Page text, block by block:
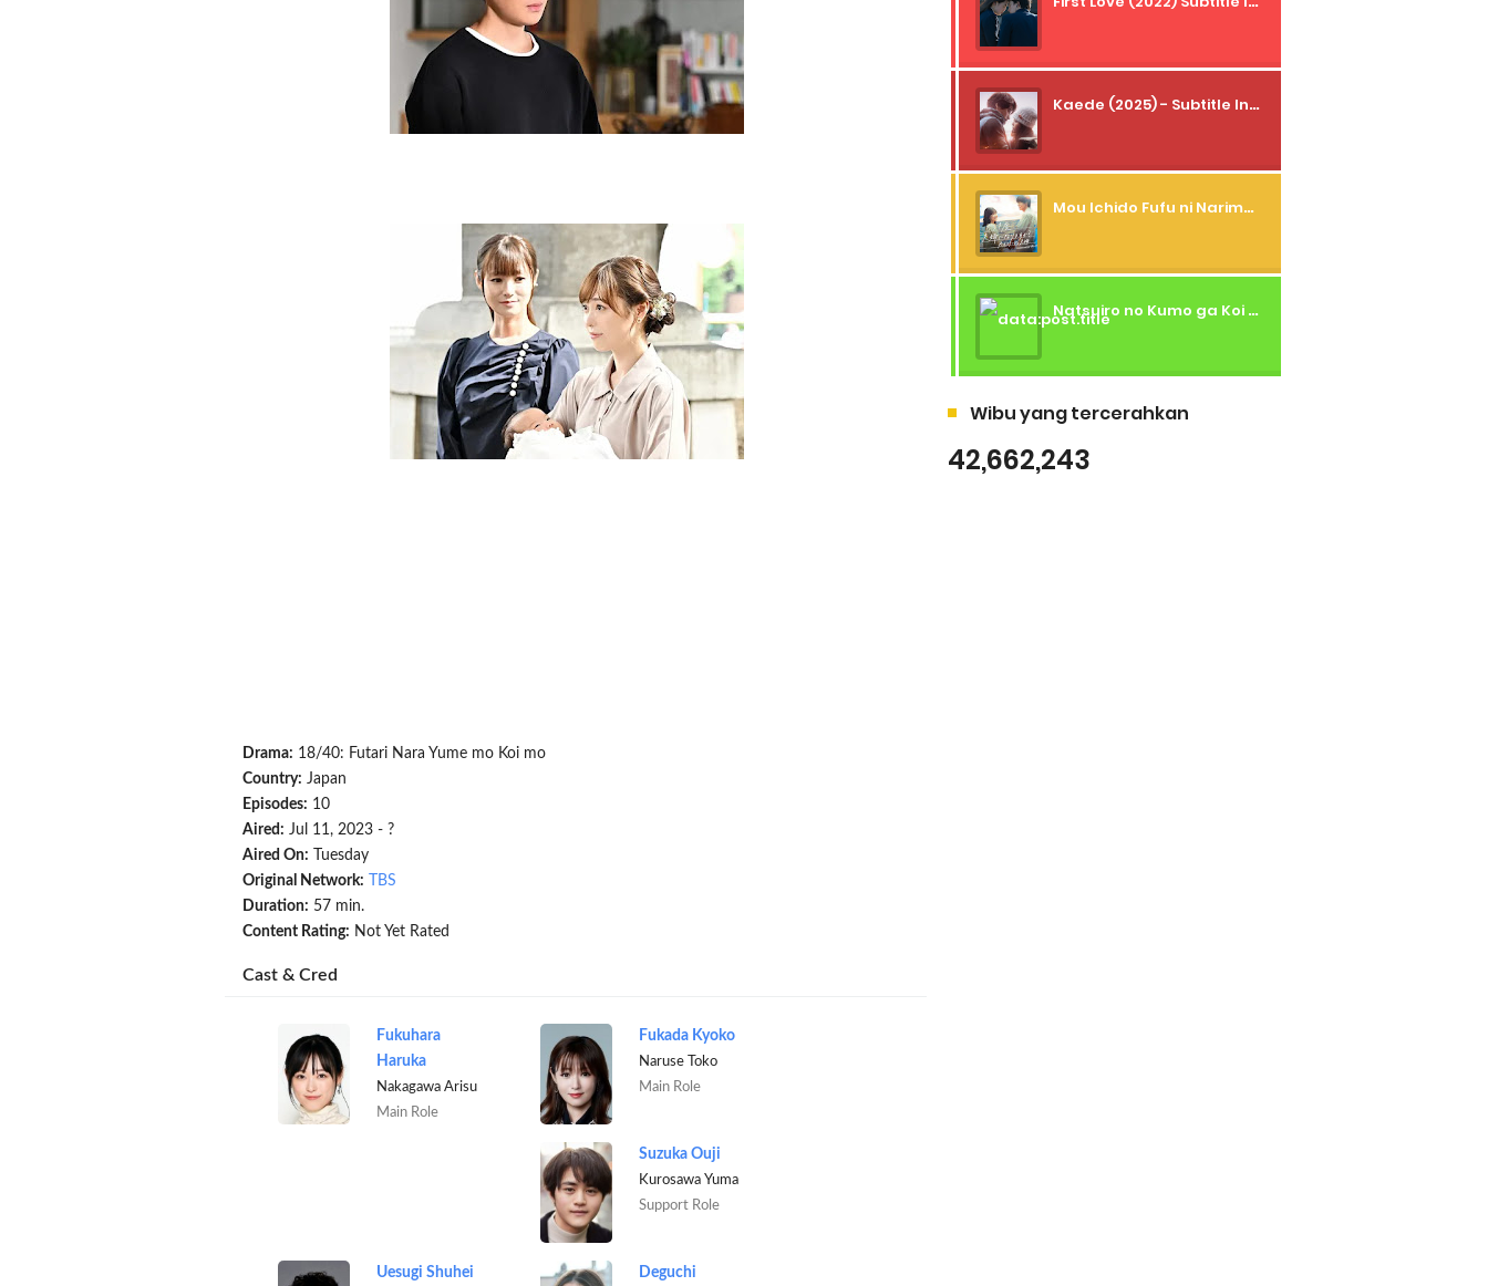
Drama: 18/40: Futari Nara Yume mo Koi mo
Country: Japan
Episodes: 10
Aired: Jul 11, 2023 - ?
Aired On: Tuesday
Original Network:
TBS
Duration: 57 min.
Content Rating: Not Yet Rated
Cast & Cred
Fukuhara
Haruka
Nakagawa Arisu
Main Role
Fukada Kyoko
Naruse Toko
Main Role
Suzuka Ouji
Kurosawa Yuma
Support Role
Uesugi Shuhei
Deguchi
Kaede (2025) - Subtitle Indonesia
Mou Ichido Fufu ni Narimasu ka? (2026) - 01 Subtitle Indonesia
Natsuiro no Kumo ga Koi to Arashi wo Makiokosu (2026) - 01 Subtitle Indonesia
Wibu yang tercerahkan
42,662,243